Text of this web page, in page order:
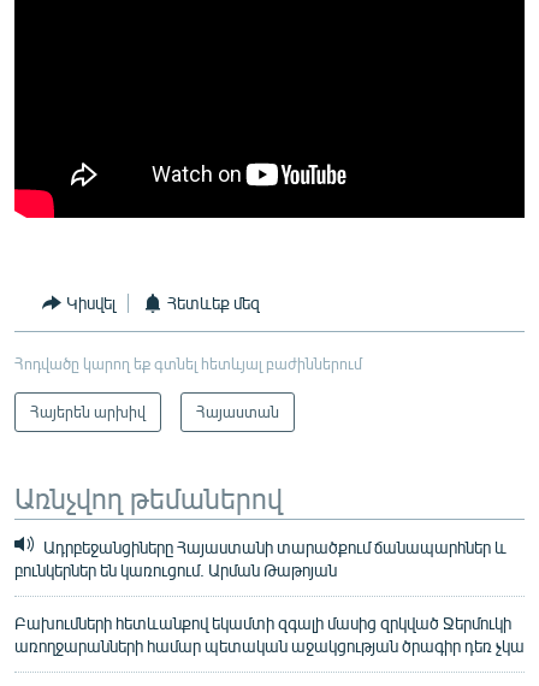
Կիսվել Հետևեք մեզ
Հոդվածը կարող եք գտնել հետևյալ բաժիններում
Հայերեն արխիվ Հայաստան
Առնչվող թեմաներով
Ադրբեջանցիները Հայաստանի տարածքում ճանապարհներ և
բունկերներ են կառուցում. Արման Թաթոյան
Բախումների հետևանքով եկամտի զգալի մասից զրկված Ջերմուկի
առողջարանների համար պետական աջակցության ծրագիր դեռ չկա